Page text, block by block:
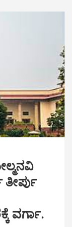
ವರ್ಗಾ.